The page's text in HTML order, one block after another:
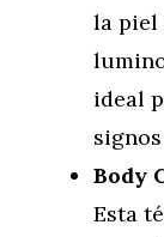
la piel
ideal
Body
Esta